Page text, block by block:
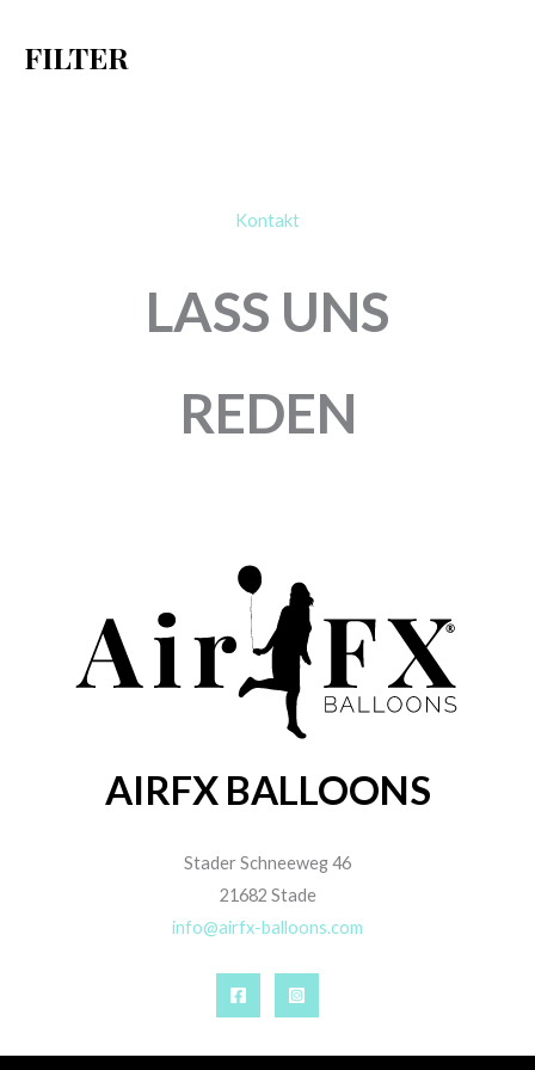
FILTER
Kontakt
LASS UNS
REDEN
AIRFX BALLOONS
Stader Schneeweg 46
21682 Stade
info@airfx-balloons.com